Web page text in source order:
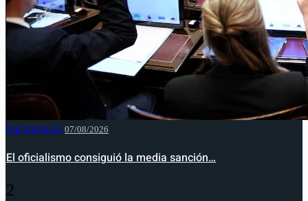
NACIONALES 07/08/2026
El oficialismo consiguió la media sanción…
2